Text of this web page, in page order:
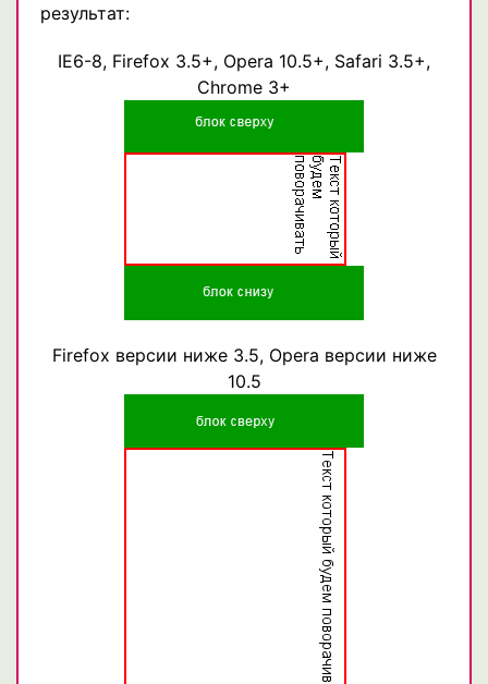
результат:
IE6-8, Firefox 3.5+, Opera 10.5+, Safari 3.5+,
Chrome 3+
Firefox версии ниже 3.5, Opera версии ниже
10.5